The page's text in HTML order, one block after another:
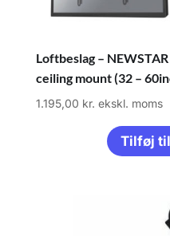
Loftbeslag –
ceiling mount (32 –
1.195,00 kr. ekskl. moms
Tilføj